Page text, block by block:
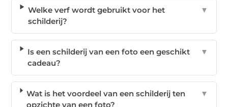
Welke verf wordt gebruikt voor het
schilderij?
▼
Is een schilderij van een foto een geschikt
cadeau?
▼
Wat is het voordeel van een schilderij ten
opzichte van een foto?
▼